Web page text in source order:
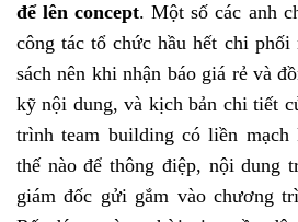
để lên concept. Một số các anh
công tác tổ chức hầu hết chi phối
sách nên khi nhận báo giá rẻ và
kỹ nội dung, và kịch bản chi tiết
trình team building có liền mạch
thế nào để thông điệp, nội dung
giám đốc gửi gắm vào chương